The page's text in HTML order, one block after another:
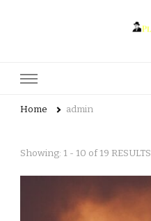
Home admin
Showing: 1 - 10 of 19 RESULTS